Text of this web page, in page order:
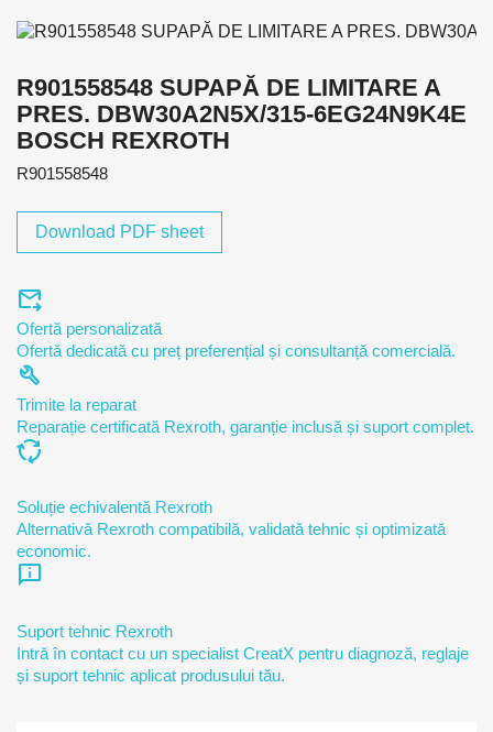
R901558548 SUPAPĂ DE LIMITARE A
PRES. DBW30A2N5X/315-6EG24N9K4E
BOSCH REXROTH
R901558548
Download PDF sheet
forward_to_inbox
Ofertă personalizată
Ofertă dedicată cu preț preferențial și consultanță comercială.
build
Trimite la reparat
Reparație certificată Rexroth, garanție inclusă și suport complet.
cycle
Soluție echivalentă Rexroth
Alternativă Rexroth compatibilă, validată tehnic și optimizată
economic.
chat_info
Suport tehnic Rexroth
Intră în contact cu un specialist CreatX pentru diagnoză, reglaje
și suport tehnic aplicat produsului tău.